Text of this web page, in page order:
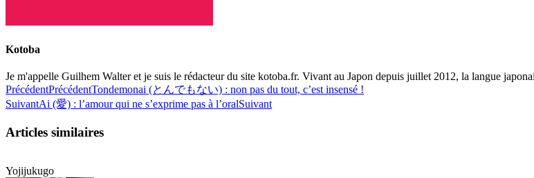
Kotoba
Je m'appelle Guilhem Walter et je suis le rédacteur du site kotoba.fr. Vivant au Japon depuis juillet 2012, la langue
PrécédentPrécédentTondemonai (とんでもない) : non pas du tout, c’est insensé !
SuivantAi (愛) : l’amour qui ne s’exprime pas à l’oralSuivant
Articles similaires
Yojijukugo